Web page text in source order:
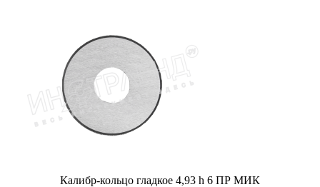
Калибр-кольцо гладкое 4,93 h 6 ПР МИК